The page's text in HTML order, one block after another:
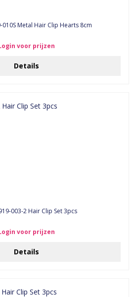
010S Metal Hair Clip Hearts 8cm
voor prijzen
Details
003-2 Hair Clip Set 3pcs
voor prijzen
Details